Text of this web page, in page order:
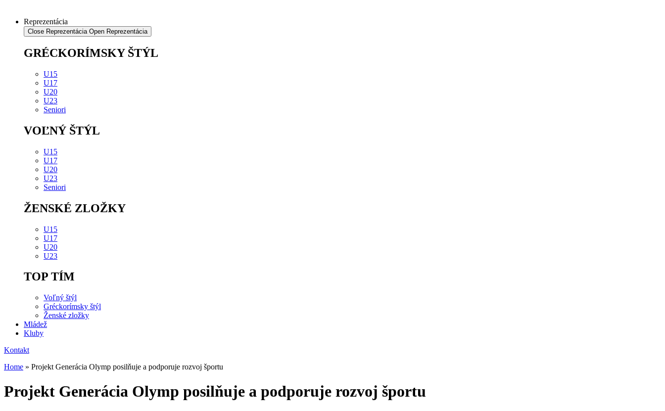
Reprezentácia
Close Reprezentácia Open Reprezentácia
GRÉCKORÍMSKY ŠTÝL
U15
U17
U20
U23
Seniori
VOĽNÝ ŠTÝL
U15
U17
U20
U23
Seniori
ŽENSKÉ ZLOŽKY
U15
U17
U20
U23
TOP TÍM
Voľný štýl
Gréckorímsky štýl
Ženské zložky
Mládež
Kluby
Kontakt
Home » Projekt Generácia Olymp posilňuje a podporuje rozvoj športu
Projekt Generácia Olymp posilňuje a podporuje rozvoj športu